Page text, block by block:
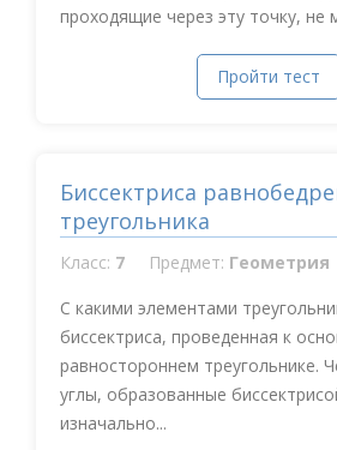
проходящие через эту точку, не
Пройти тест
Биссектриса
треугольника
Класс: 7 Предмет: Геометрия
С какими элементами
биссектриса, проведенная к
равностороннем треугольнике.
углы, образованные
изначально...